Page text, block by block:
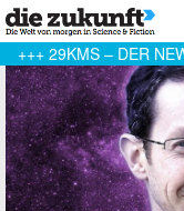
+++ 29KMS – DER